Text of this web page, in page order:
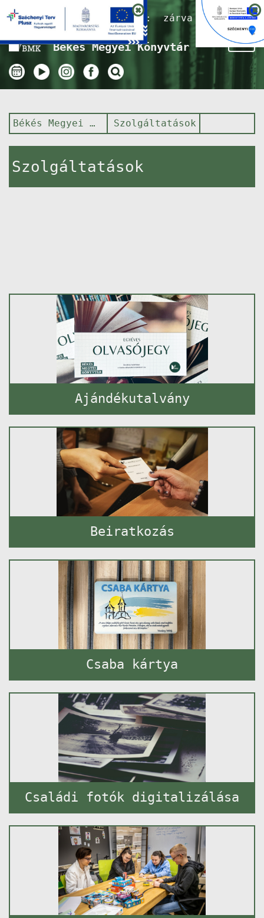
Nyitvatartás ma:zárva
Békés Megyei Könyvtár
Békés Megyei Könyvtár Szolgáltatások
Szolgáltatások
Ajándékutalvány
Beiratkozás
Csaba kártya
Családi fotók digitalizálása